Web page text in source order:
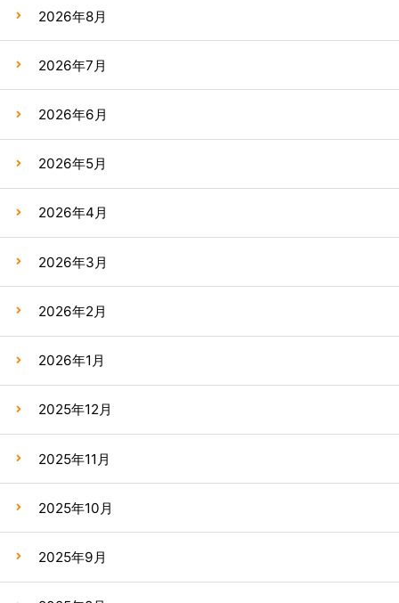
2026年8月
2026年7月
2026年6月
2026年5月
2026年4月
2026年3月
2026年2月
2026年1月
2025年12月
2025年11月
2025年10月
2025年9月